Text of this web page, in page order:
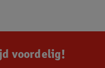
voordelig!